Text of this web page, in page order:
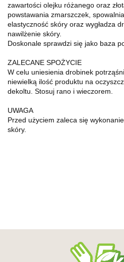
zawartości olejku różanego oraz
powstawania zmarszczek,
elastyczność skóry oraz wygładza
nawilżenie skóry.
Doskonale sprawdzi się jako baza
ZALECANE SPOŻYCIE
W celu uniesienia drobinek
niewielką ilość produktu na
dekoltu. Stosuj rano i wieczorem.
UWAGA
Przed użyciem zaleca się
skóry.